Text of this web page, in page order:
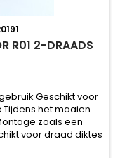
R01 2-DRAADS
Geschikt voor
het maaien
zoals een
voor draad diktes